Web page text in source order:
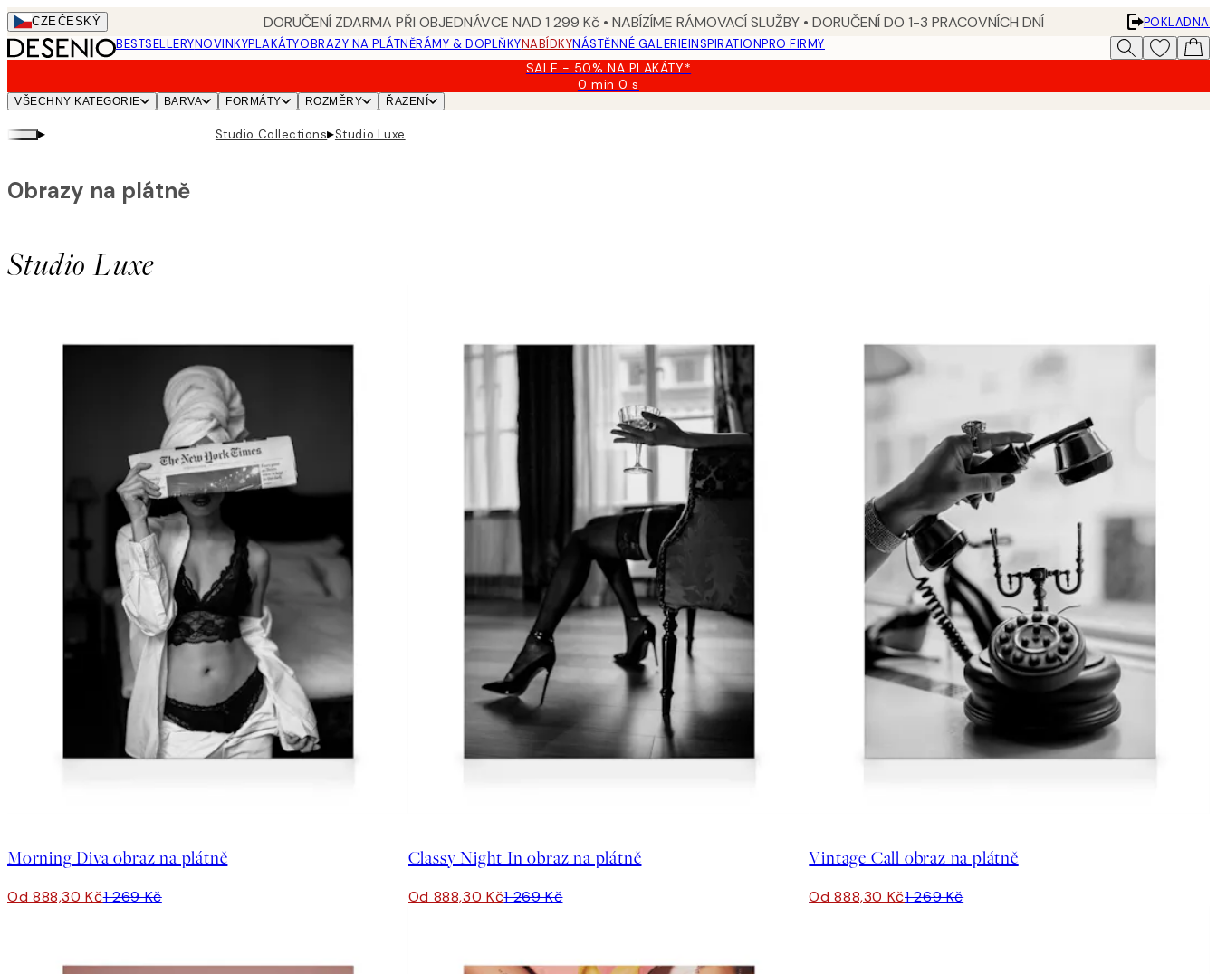
Skip
to
main
CZEČESKÝ DORUČENÍ ZDARMA PŘI OBJEDNÁVCE NAD 1 299 Kč • NABÍZÍME RÁMOVACÍ SLUŽBY • DORUČENÍ DO 1-3 PRACOVNÍCH DNÍ
POKLADNA
BESTSELLERYNOVINKYPLAKÁTYOBRAZY NA PLÁTNĚRÁMY & DOPLŇKYNABÍDKYNÁSTĚNNÉ GALERIEINSPIRATIONPRO FIRMY
SALE - 50% NA PLAKÁTY*
0 min0 s
Platné
VŠECHNY KATEGORIE BARVA FORMÁTY ROZMĚRY ŘAZENÍ
▸ Studio Collections▸Studio Luxe
Studio Luxe
Obrazy na plátně
Morning Diva obraz na plátně
Od 888,30 Kč1 269 Kč
Classy Night In obraz na plátně
Od 888,30 Kč1 269 Kč
Vintage Call obraz na plátně
Od 888,30 Kč1 269 Kč